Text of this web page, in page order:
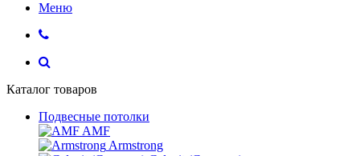
Меню
Каталог товаров
Подвесные потолки
AMF
Armstrong